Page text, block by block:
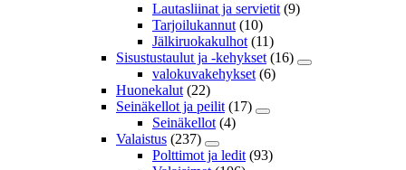
Lautasliinat ja servietit (9)
Tarjoilukannut (10)
Jälkiruokakulhot (11)
Sisustustaulut ja -kehykset (16)
valokuvakehykset (6)
Huonekalut (22)
Seinäkellot ja peilit (17)
Seinäkellot (4)
Valaistus (237)
Polttimot ja ledit (93)